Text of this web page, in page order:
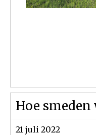
Hoe smeden
21 juli 2022